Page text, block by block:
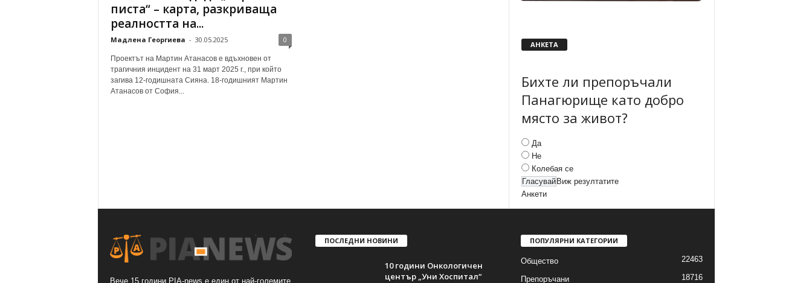
писта“ – карта, разкриваща
реалността на...
Мадлена Георгиева - 30.05.2025 0
Проектът на Мартин Атанасов е вдъхновен от
трагичния инцидент на 31 март 2025 г., при който
загива 12-годишната Сияна. 18-годишният Мартин
Атанасов от София...
АНКЕТА
Бихте ли препоръчали
Панагюрище като добро
място за живот?
Да
Не
Колебая се
Виж резултатите
Анкети
Вече 15 години PIA-news е един от най-големите
ПОСЛЕДНИ НОВИНИ
10 години Онкологичен
център „Уни Хоспитал“
ПОПУЛЯРНИ КАТЕГОРИИ
Общество 22463
Препоръчани 18716